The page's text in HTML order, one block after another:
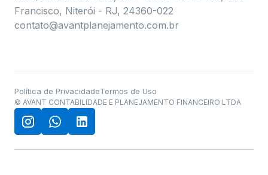
Francisco, Niterói - RJ, 24360-022
contato@avantplanejamento.com.br
Política de PrivacidadeTermos de Uso
© AVANT CONTABILIDADE E PLANEJAMENTO FINANCEIRO LTDA